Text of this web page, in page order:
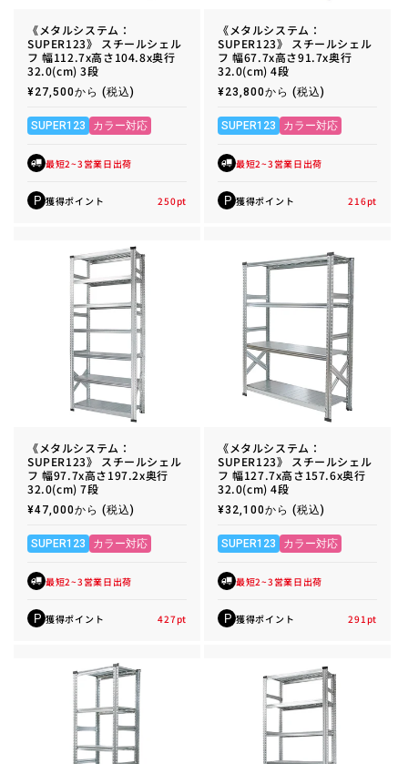
《メタルシステム：
SUPER123》 スチールシェル
フ 幅112.7x高さ104.8x奥行
32.0(cm) 3段
通
価
格
¥27,500から (税込)
SUPER123 カラー対応
最短2~3営業日出荷
P 獲得ポイント 250pt
《メタルシステム：
SUPER123》 スチールシェル
フ 幅67.7x高さ91.7x奥行
32.0(cm) 4段
通
価
格
¥23,800から (税込)
SUPER123 カラー対応
最短2~3営業日出荷
P 獲得ポイント 216pt
《メタルシステム：
SUPER123》 スチールシェル
フ 幅97.7x高さ197.2x奥行
32.0(cm) 7段
通
価
格
¥47,000から (税込)
SUPER123 カラー対応
最短2~3営業日出荷
P 獲得ポイント 427pt
《メタルシステム：
SUPER123》 スチールシェル
フ 幅127.7x高さ157.6x奥行
32.0(cm) 4段
通
価
格
¥32,100から (税込)
SUPER123 カラー対応
最短2~3営業日出荷
P 獲得ポイント 291 pt